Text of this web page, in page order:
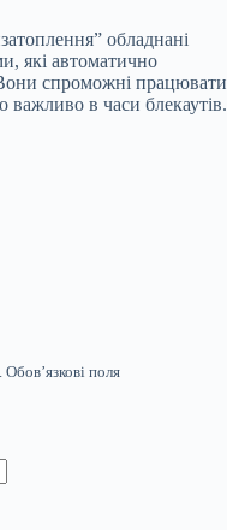
обладнані
які автоматично
спроможні працювати
важливо в часи блекаутів.
Обов’язкові поля